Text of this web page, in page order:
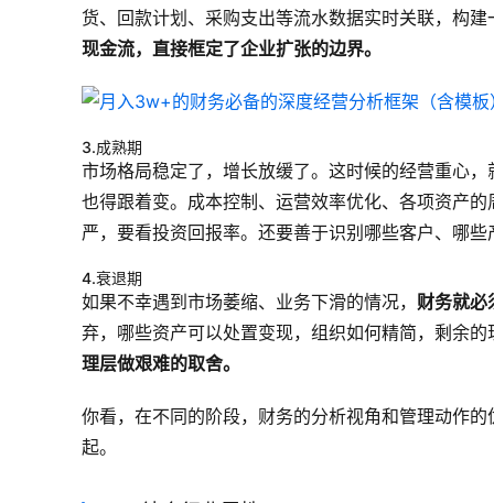
货、回款计划、采购支出等流水数据实时关联，构
现金流，直接框定了企业扩张的边界。
3.成熟期
市场格局稳定了，增长放缓了。这时候的经营重心，
也得跟着变。成本控制、运营效率优化、各项资产
严，要看投资回报率。还要善于识别哪些客户、哪
4.衰退期
如果不幸遇到市场萎缩、业务下滑的情况， 财务就必
弃，哪些资产可以处置变现，组织如何精简，剩余
理层做艰难的取舍。
你看，在不同的阶段，财务的分析视角和管理动作
起。